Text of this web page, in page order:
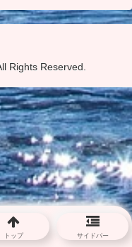
Rights Reserved.
トップ サイドバー